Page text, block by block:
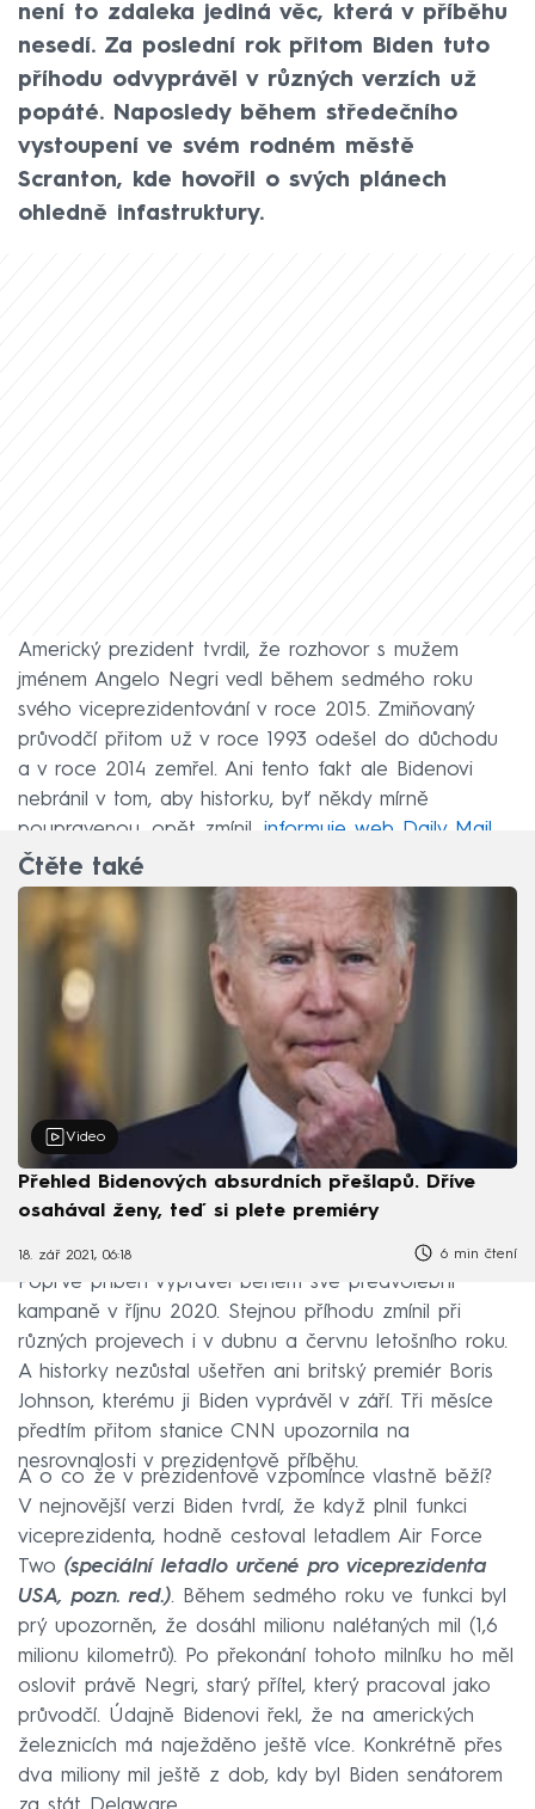
není to zdaleka jediná věc, která v příběhu
nesedí. Za poslední rok přitom Biden tuto
příhodu odvyprávěl v různých verzích už
popáté. Naposledy během středečního
vystoupení ve svém rodném městě
Scranton, kde hovořil o svých plánech
ohledně infastruktury.
Americký prezident tvrdil, že rozhovor s mužem
jménem Angelo Negri vedl během sedmého roku
svého viceprezidentování v roce 2015. Zmiňovaný
průvodčí přitom už v roce 1993 odešel do důchodu
a v roce 2014 zemřel. Ani tento fakt ale Bidenovi
nebránil v tom, aby historku, byť někdy mírně
poupravenou, opět zmínil, informuje web Daily Mail
Čtěte také
Video
Přehled Bidenových absurdních přešlapů. Dříve
osahával ženy, teď si plete premiéry
18. zář 2021, 06:18 6 min čtení
Poprvé příběh vyprávěl během své předvolební
kampaně v říjnu 2020. Stejnou příhodu zmínil při
různých projevech i v dubnu a červnu letošního roku.
A historky nezůstal ušetřen ani britský premiér Boris
Johnson, kterému ji Biden vyprávěl v září. Tři měsíce
předtím přitom stanice CNN upozornila na
nesrovnalosti v prezidentově příběhu.
A o co že v prezidentově vzpomínce vlastně běží?
V nejnovější verzi Biden tvrdí, že když plnil funkci
viceprezidenta, hodně cestoval letadlem Air Force
Two (speciální letadlo určené pro viceprezidenta
USA, pozn. red.). Během sedmého roku ve funkci byl
prý upozorněn, že dosáhl milionu nalétaných mil (1,6
milionu kilometrů). Po překonání tohoto milníku ho měl
oslovit právě Negri, starý přítel, který pracoval jako
průvodčí. Údajně Bidenovi řekl, že na amerických
železnicích má naježděno ještě více. Konkrétně přes
dva miliony mil ještě z dob, kdy byl Biden senátorem